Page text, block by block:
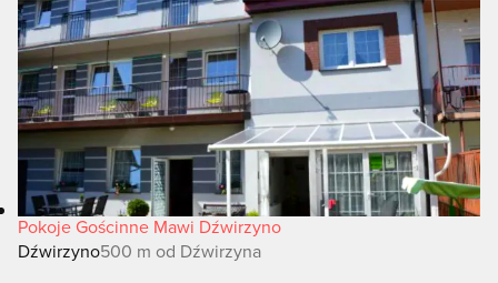
Pokoje Gościnne Mawi Dźwirzyno
Dźwirzyno500 m od Dźwirzyna